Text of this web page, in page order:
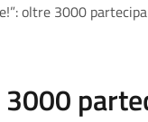
oltre 3000